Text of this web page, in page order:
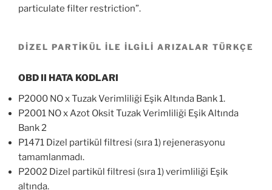
particulate filter restriction”.
DİZEL PARTİKÜL İLE İLGİLİ ARIZALAR TÜRKÇE
OBD II HATA KODLARI
P2000 NO x Tuzak Verimliliği Eşik Altında Bank 1.
P2001 NO x Azot Oksit Tuzak Verimliliği Eşik Altında
Bank 2
P1471 Dizel partikül filtresi (sıra 1) rejenerasyonu
tamamlanmadı.
P2002 Dizel partikül filtresi (sıra 1) verimliliği Eşik
altında.